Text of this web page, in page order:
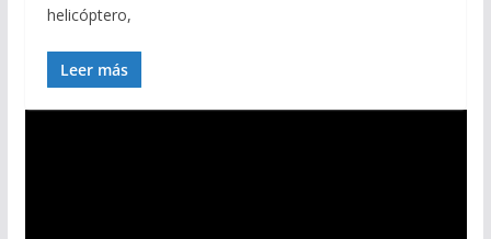
helicóptero,
Leer más